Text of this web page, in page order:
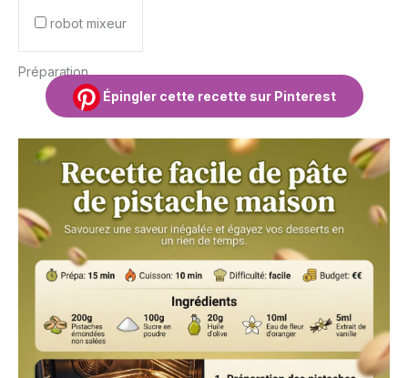
robot mixeur
Préparation
Épingler cette recette sur Pinterest